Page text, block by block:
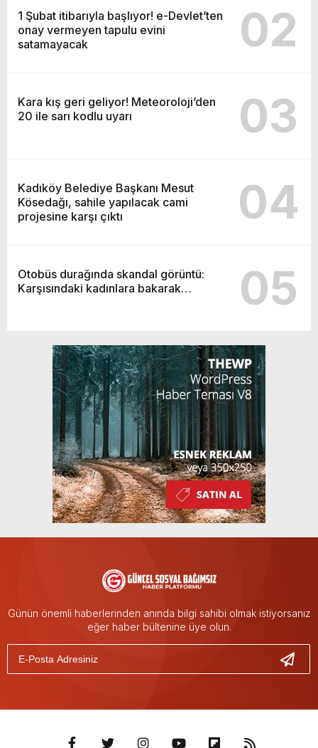
1 Şubat itibarıyla başlıyor! e-Devlet’ten
onay vermeyen tapulu evini
satamayacak
02
Kara kış geri geliyor! Meteoroloji’den
20 ile sarı kodlu uyarı
03
Kadıköy Belediye Başkanı Mesut
Kösedağı, sahile yapılacak cami
projesine karşı çıktı
04
Otobüs durağında skandal görüntü:
Karşısındaki kadınlara bakarak…
05
Günün önemli haberlerinden anında bilgi sahibi olmak istiyorsanız
eğer haber bültenine üye olun.